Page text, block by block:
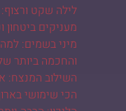
לילה שקט
מעניקים ביטחון
מיני בשמים:
והחכמה ביותר
השילוב המנצח:
הכי שימושי